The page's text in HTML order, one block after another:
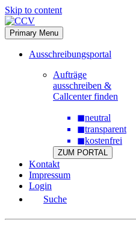
Skip to content
Primary Menu
Ausschreibungsportal
Aufträge
ausschreiben &
Callcenter finden
◼neutral
◼transparent
◼kostenfrei
ZUM PORTAL
Kontakt
Impressum
Login
Suche